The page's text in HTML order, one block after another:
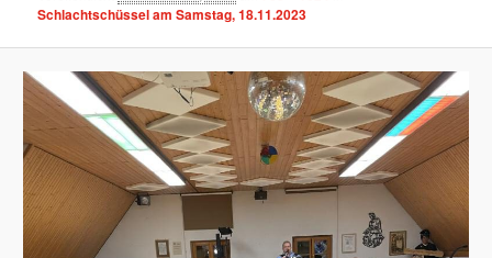
Schlachtschüssel am Samstag, 18.11.2023